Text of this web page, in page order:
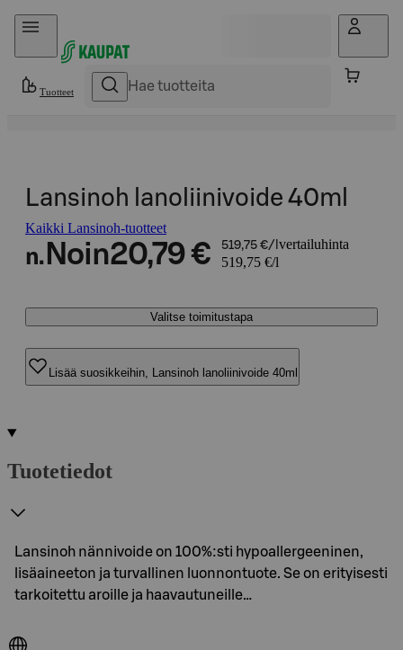
Hyppää sisältöön
Tuotteet
Lansinoh lanoliinivoide 40ml
Kaikki Lansinoh-tuotteet
n. Noin20,79 € 519,75 €/l vertailuhinta
519,75 €/l
Valitse toimitustapa
Lisää suosikkeihin, Lansinoh lanoliinivoide 40ml
Tuotetiedot
Lansinoh nännivoide on 100%:sti hypoallergeeninen,
lisäaineeton ja turvallinen luonnontuote. Se on erityisesti
tarkoitettu aroille ja haavautuneille…